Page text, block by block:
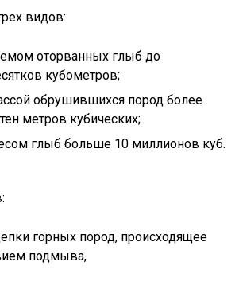
видов:
оторванных глыб до
кубометров;
обрушившихся пород более
метров кубических;
глыб больше 10 миллионов куб.
горных пород, происходящее
подмыва,